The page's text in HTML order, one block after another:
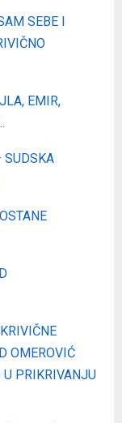
SEBE I
EMIR,
SUDSKA
OMEROVIĆ
PRIKRIVANJU